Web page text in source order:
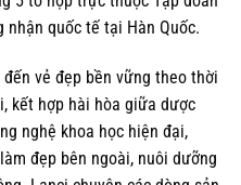
quốc tế tại Hàn Quốc.
vẻ đẹp bền vững theo thời
kết hợp hài hòa giữa dược
nghệ khoa học hiện đại,
đẹp bên ngoài, nuôi dưỡng